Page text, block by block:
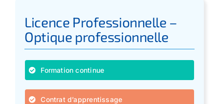
Licence Professionnelle –
Optique professionnelle
Formation continue
Contrat d’apprentissage